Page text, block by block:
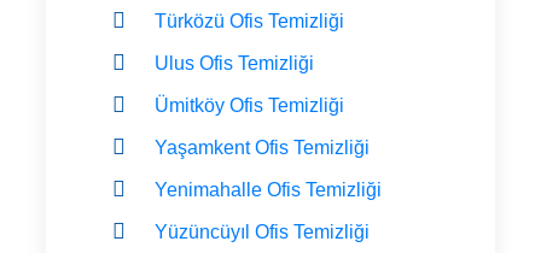
Türközü Ofis Temizliği
Ulus Ofis Temizliği
Ümitköy Ofis Temizliği
Yaşamkent Ofis Temizliği
Yenimahalle Ofis Temizliği
Yüzüncüyıl Ofis Temizliği